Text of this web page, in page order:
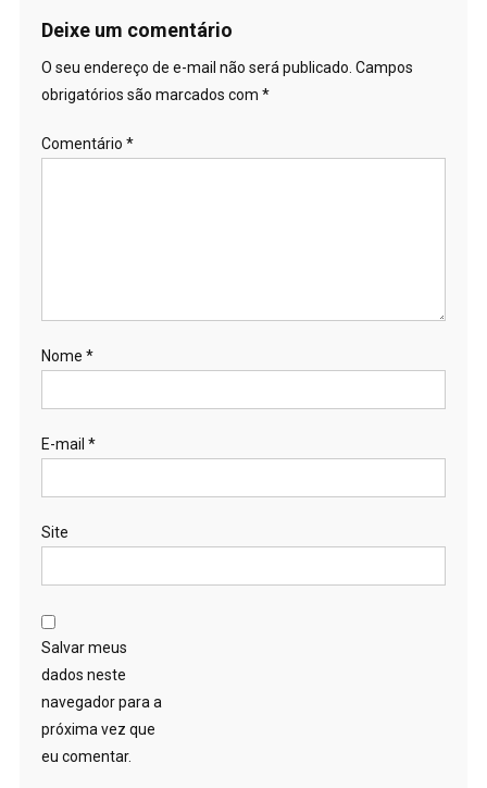
Deixe um comentário
O seu endereço de e-mail não será publicado. Campos
obrigatórios são marcados com *
Comentário *
Nome *
E-mail *
Site
Salvar meus
dados neste
navegador para a
próxima vez que
eu comentar.